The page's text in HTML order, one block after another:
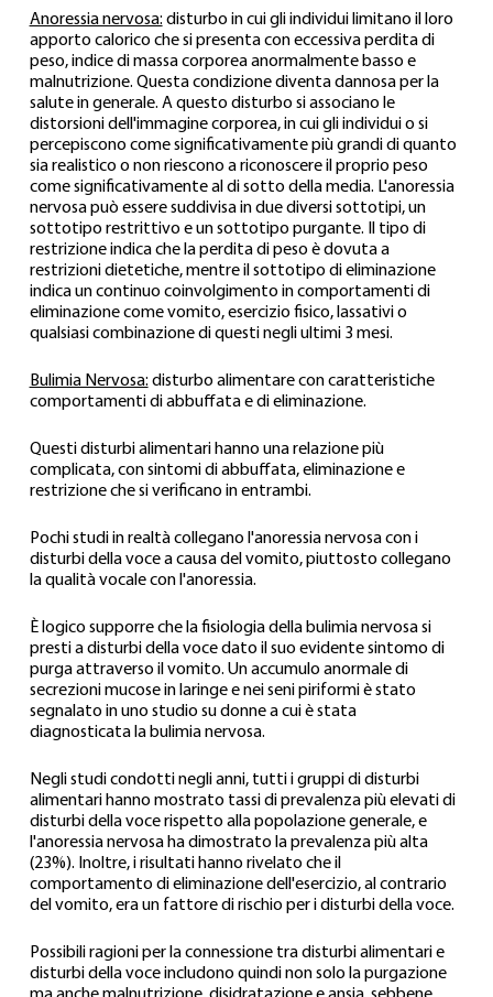
Anoressia nervosa: disturbo in cui gli individui limitano il loro
apporto calorico che si presenta con eccessiva perdita di
peso, indice di massa corporea anormalmente basso e
malnutrizione. Questa condizione diventa dannosa per la
salute in generale. A questo disturbo si associano le
distorsioni dell'immagine corporea, in cui gli individui o si
percepiscono come significativamente più grandi di quanto
sia realistico o non riescono a riconoscere il proprio peso
come significativamente al di sotto della media. L'anoressia
nervosa può essere suddivisa in due diversi sottotipi, un
sottotipo restrittivo e un sottotipo purgante. Il tipo di
restrizione indica che la perdita di peso è dovuta a
restrizioni dietetiche, mentre il sottotipo di eliminazione
indica un continuo coinvolgimento in comportamenti di
eliminazione come vomito, esercizio fisico, lassativi o
qualsiasi combinazione di questi negli ultimi 3 mesi.
Bulimia Nervosa: disturbo alimentare con caratteristiche
comportamenti di abbuffata e di eliminazione.
Questi disturbi alimentari hanno una relazione più
complicata, con sintomi di abbuffata, eliminazione e
restrizione che si verificano in entrambi.
Pochi studi in realtà collegano l'anoressia nervosa con i
disturbi della voce a causa del vomito, piuttosto collegano
la qualità vocale con l'anoressia.
È logico supporre che la fisiologia della bulimia nervosa si
presti a disturbi della voce dato il suo evidente sintomo di
purga attraverso il vomito. Un accumulo anormale di
secrezioni mucose in laringe e nei seni piriformi è stato
segnalato in uno studio su donne a cui è stata
diagnosticata la bulimia nervosa.
Negli studi condotti negli anni, tutti i gruppi di disturbi
alimentari hanno mostrato tassi di prevalenza più elevati di
disturbi della voce rispetto alla popolazione generale, e
l'anoressia nervosa ha dimostrato la prevalenza più alta
(23%). Inoltre, i risultati hanno rivelato che il
comportamento di eliminazione dell'esercizio, al contrario
del vomito, era un fattore di rischio per i disturbi della voce.
Possibili ragioni per la connessione tra disturbi alimentari e
disturbi della voce includono quindi non solo la purgazione